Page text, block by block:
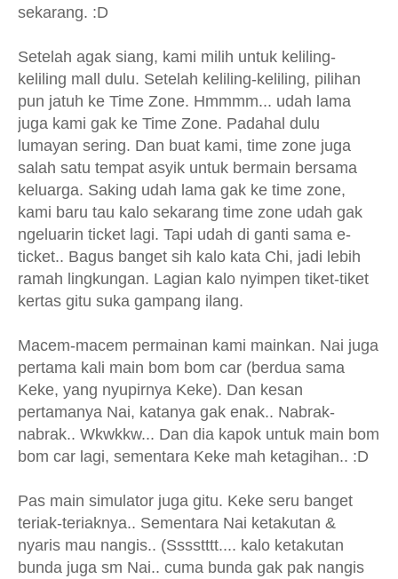
sekarang. :D
Setelah agak siang, kami milih untuk keliling-
keliling mall dulu. Setelah keliling-keliling, pilihan
pun jatuh ke Time Zone. Hmmmm... udah lama
juga kami gak ke Time Zone. Padahal dulu
lumayan sering. Dan buat kami, time zone juga
salah satu tempat asyik untuk bermain bersama
keluarga. Saking udah lama gak ke time zone,
kami baru tau kalo sekarang time zone udah gak
ngeluarin ticket lagi. Tapi udah di ganti sama e-
ticket.. Bagus banget sih kalo kata Chi, jadi lebih
ramah lingkungan. Lagian kalo nyimpen tiket-tiket
kertas gitu suka gampang ilang.
Macem-macem permainan kami mainkan. Nai juga
pertama kali main bom bom car (berdua sama
Keke, yang nyupirnya Keke). Dan kesan
pertamanya Nai, katanya gak enak.. Nabrak-
nabrak.. Wkwkkw... Dan dia kapok untuk main bom
bom car lagi, sementara Keke mah ketagihan.. :D
Pas main simulator juga gitu. Keke seru banget
teriak-teriaknya.. Sementara Nai ketakutan &
nyaris mau nangis.. (Sssstttt.... kalo ketakutan
bunda juga sm Nai.. cuma bunda gak pak nangis